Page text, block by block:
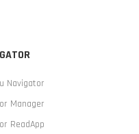
Navigator
Manager
ReadApp